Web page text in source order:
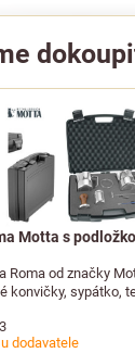
Motta s
Roma od značky
konvičky, sypátko,
dodavatele